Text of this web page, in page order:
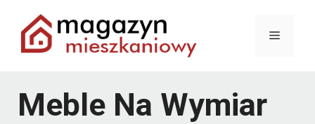
Przejdź
Menu
Meble Na Wymiar